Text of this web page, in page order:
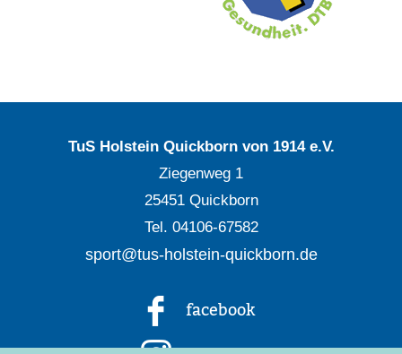
TuS Holstein Quickborn von 1914 e.V.
Ziegenweg 1
25451 Quickborn
Tel. 04106-67582
sport@tus-holstein-quickborn.de
facebook